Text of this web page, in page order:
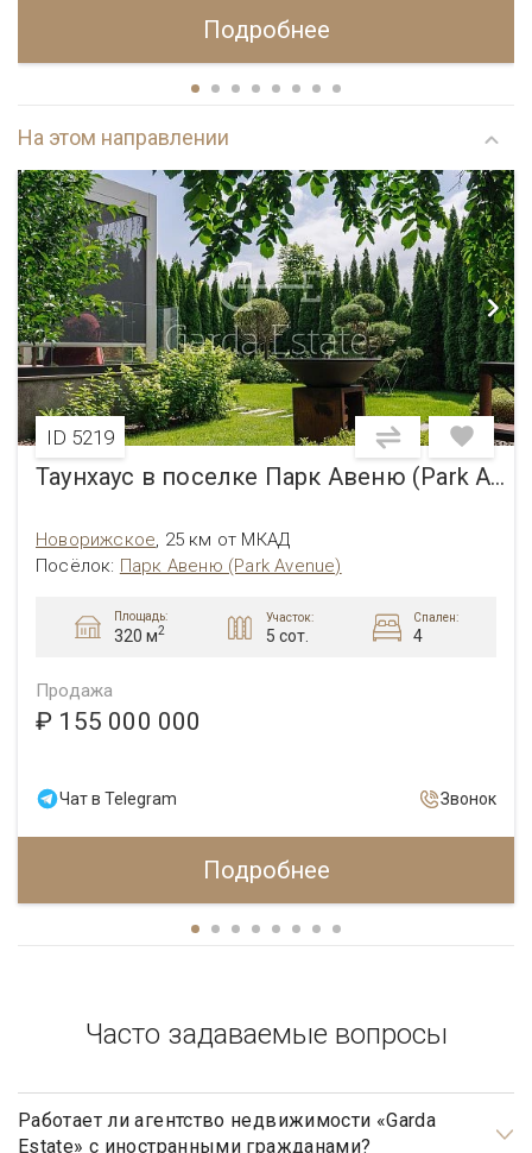
Подробнее
На этом направлении
ID 5219
Таунхаус в поселке Парк Авеню (Park Avenue)
Новорижское, 25 км от МКАД
Посёлок: Парк Авеню (Park Avenue)
Площадь:
320 м2
Участок:
5 сот.
Спален:
4
Продажа
₽ 155 000 000
Чат в Telegram Звонок
Подробнее
Часто задаваемые вопросы
Работает ли агентство недвижимости «Garda
Estate» с иностранными гражданами?